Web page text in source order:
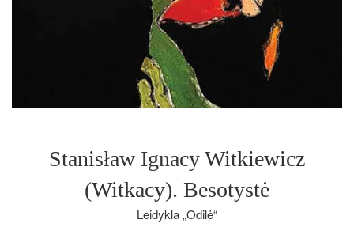
Stanisław Ignacy Witkiewicz
(Witkacy). Besotystė
Leidykla „Odilė“